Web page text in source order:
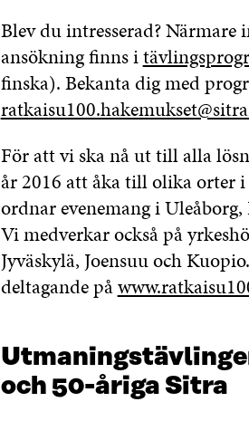
Blev du intresserad?
ansökning finns i
finska). Bekanta dig med
För att vi ska nå ut till alla
år 2016 att åka till olika orter
ordnar evenemang i
Vi medverkar också på
Jyväskylä, Joensuu och
deltagande på
och 50-åriga Sitra